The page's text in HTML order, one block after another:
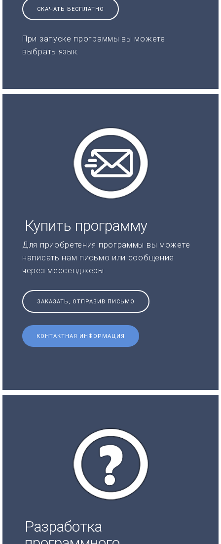
СКАЧАТЬ БЕСПЛАТНО
При запуске программы вы можете
выбрать язык.
Купить программу
Для приобретения программы вы можете
написать нам письмо или сообщение
через мессенджеры
ЗАКАЗАТЬ, ОТПРАВИВ ПИСЬМО
КОНТАКТНАЯ ИНФОРМАЦИЯ
Разработка